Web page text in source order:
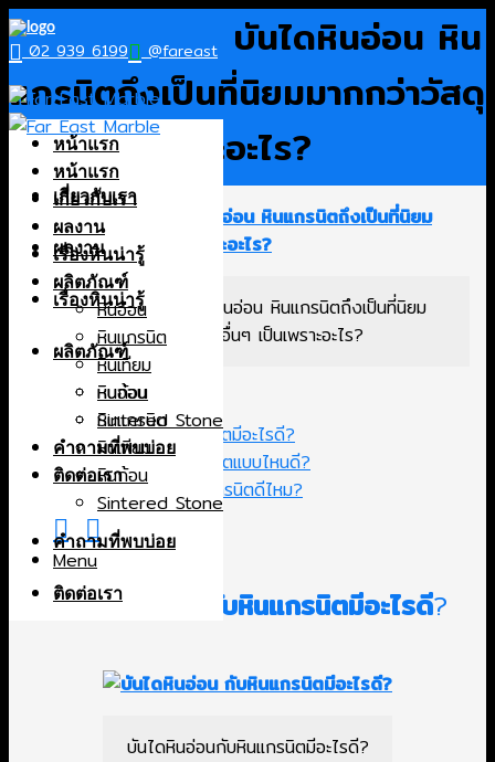
Skip
to 02 939 6199 @fareast
หน้าแรก
เกี่ยวกับเรา
ผลงาน
เรื่องหินน่ารู้
ผลิตภัณฑ์
หินอ่อน
หินแกรนิต
หินเทียม
หินก้อน
Sintered Stone
คำถามที่พบบ่อย
ติดต่อเรา
Menu
หน้าแรก
เกี่ยวกับเรา
ผลงาน
เรื่องหินน่ารู้
ผลิตภัณฑ์
หินอ่อน
หินแกรนิต
หินเทียม
หินก้อน
Sintered Stone
คำถามที่พบบ่อย
ติดต่อเรา
7 เหตุผลทำไม บันไดหินอ่อน หิน
แกรนิตถึงเป็นที่นิยมมากกว่าวัสดุ
อื่นๆ เป็นเพราะอะไร?
7 เหตุผลทำไม บันไดหินอ่อน หินแกรนิตถึงเป็นที่นิยม
มากกว่าวัสดุอื่นๆ เป็นเพราะอะไร?
ซ่อน
1. บันไดหินอ่อน กับหินแกรนิตมีอะไรดี?
2. บันไดหินอ่อน กับหินแกรนิตแบบไหนดี?
3. สรุปบันไดหินอ่อนกับหินแกรนิตดีไหม?
Related posts
1. บันไดหินอ่อน กับหินแกรนิตมีอะไรดี?
บันไดหินอ่อนกับหินแกรนิตมีอะไรดี?